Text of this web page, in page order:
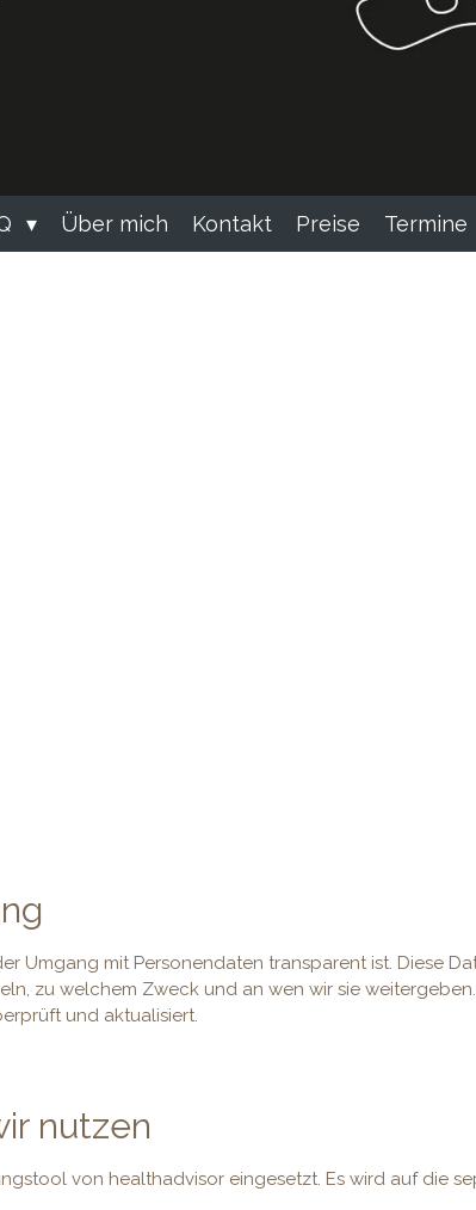
Über mich Kontakt Preise Termine
Umgang mit Personendaten transparent ist. Diese
zu welchem Zweck und an wen wir sie
und aktualisiert.
nutzen
von healthadvisor eingesetzt. Es wird auf die